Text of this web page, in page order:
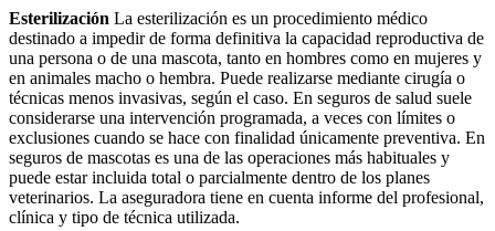
Esterilización La esterilización es un procedimiento médico
destinado a impedir de forma definitiva la capacidad reproductiva de
una persona o de una mascota, tanto en hombres como en mujeres y
en animales macho o hembra. Puede realizarse mediante cirugía o
técnicas menos invasivas, según el caso. En seguros de salud suele
considerarse una intervención programada, a veces con límites o
exclusiones cuando se hace con finalidad únicamente preventiva. En
seguros de mascotas es una de las operaciones más habituales y
puede estar incluida total o parcialmente dentro de los planes
veterinarios. La aseguradora tiene en cuenta informe del profesional,
clínica y tipo de técnica utilizada.